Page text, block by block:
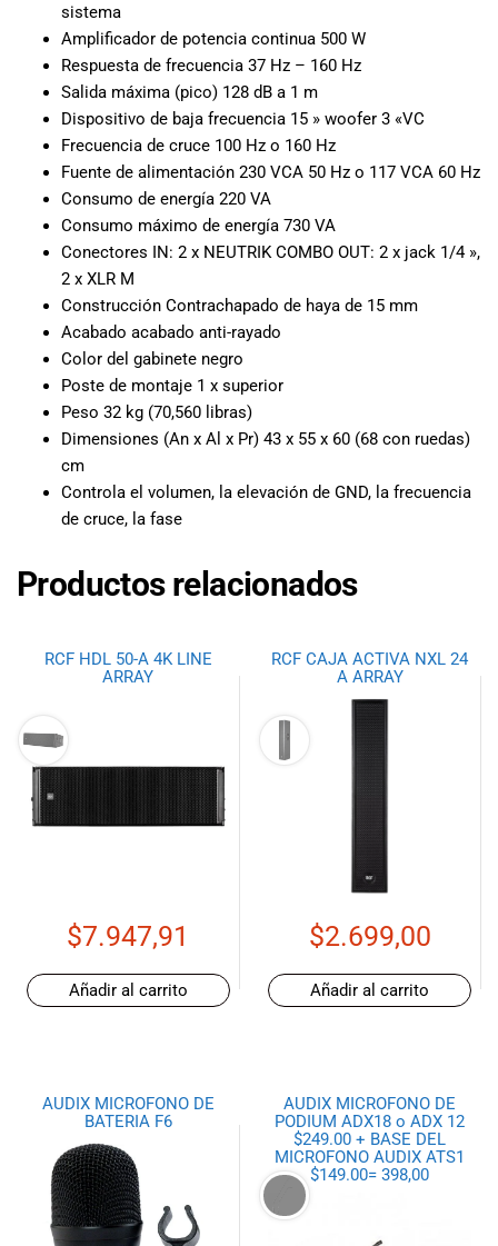
recibe tu
pedido en la
comodidad de
tu hogar.
¡Descubre el
mundo de la
música con
Import Music
Ecuador!
sistema
Amplificador de potencia continua 500 W
Respuesta de frecuencia 37 Hz – 160 Hz
Salida máxima (pico) 128 dB a 1 m
Dispositivo de baja frecuencia 15 » woofer 3 «VC
Frecuencia de cruce 100 Hz o 160 Hz
Fuente de alimentación 230 VCA 50 Hz o 117 VCA 60 Hz
Consumo de energía 220 VA
Consumo máximo de energía 730 VA
Conectores IN: 2 x NEUTRIK COMBO OUT: 2 x jack 1/4 »,
2 x XLR M
Construcción Contrachapado de haya de 15 mm
Acabado acabado anti-rayado
Color del gabinete negro
Poste de montaje 1 x superior
Peso 32 kg (70,560 libras)
Dimensiones (An x Al x Pr) 43 x 55 x 60 (68 con ruedas)
cm
Controla el volumen, la elevación de GND, la frecuencia
de cruce, la fase
Productos relacionados
RCF HDL 50-A 4K LINE
ARRAY
$7.947,91
Añadir al carrito
RCF CAJA ACTIVA NXL 24
A ARRAY
$2.699,00
Añadir al carrito
AUDIX MICROFONO DE
BATERIA F6
AUDIX MICROFONO DE
PODIUM ADX18 o ADX 12
$249.00 + BASE DEL
MICROFONO AUDIX ATS1
$149.00= 398,00